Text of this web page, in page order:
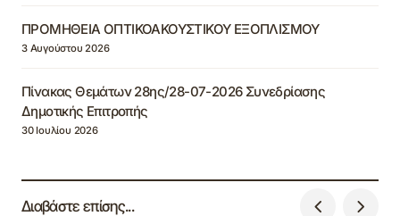
ΠΡΟΜΗΘΕΙΑ ΟΠΤΙΚΟΑΚΟΥΣΤΙΚΟΥ ΕΞΟΠΛΙΣΜΟΥ
3 Αυγούστου 2026
Πίνακας Θεμάτων 28ης/28-07-2026 Συνεδρίασης
Δημοτικής Επιτροπής
30 Ιουλίου 2026
Διαβάστε επίσης...